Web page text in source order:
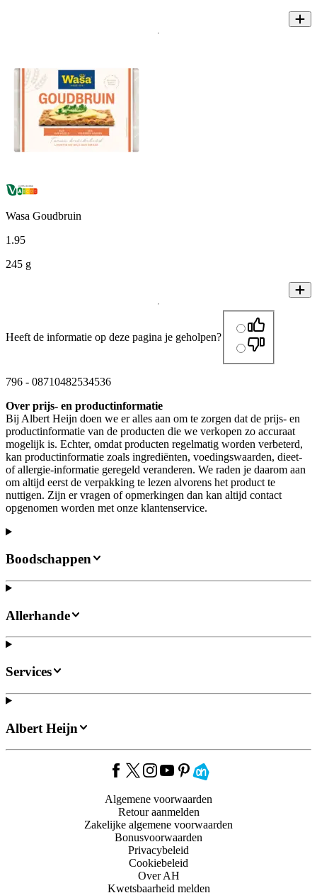
Wasa Goudbruin
1 .95
245 g
Heeft de informatie op deze pagina je geholpen?
796 - 08710482534536
Over prijs- en productinformatie
Bij Albert Heijn doen we er alles aan om te zorgen dat de prijs- en
productinformatie van de producten die we verkopen zo accuraat
mogelijk is. Echter, omdat producten regelmatig worden verbeterd,
kan productinformatie zoals ingrediënten, voedingswaarden, dieet-
of allergie-informatie geregeld veranderen. We raden je daarom aan
om altijd eerst de verpakking te lezen alvorens het product te
nuttigen. Zijn er vragen of opmerkingen dan kan altijd contact
opgenomen worden met onze klantenservice.
Boodschappen
Allerhande
Services
Albert Heijn
Algemene voorwaarden
Retour aanmelden
Zakelijke algemene voorwaarden
Bonusvoorwaarden
Privacybeleid
Cookiebeleid
Over AH
Kwetsbaarheid melden